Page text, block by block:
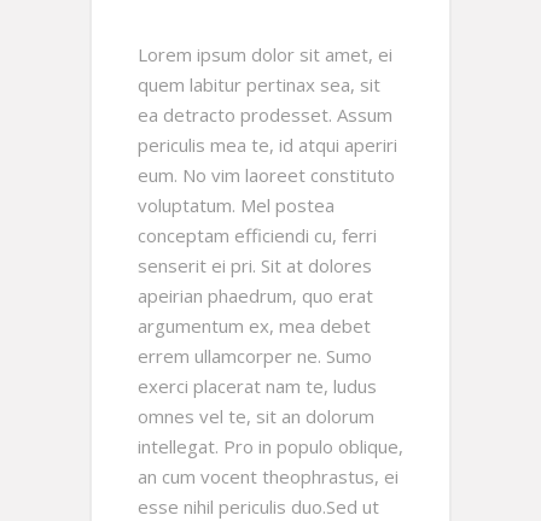
Lorem ipsum dolor sit amet, ei
quem labitur pertinax sea, sit
ea detracto prodesset. Assum
periculis mea te, id atqui aperiri
eum. No vim laoreet constituto
voluptatum. Mel postea
conceptam efficiendi cu, ferri
senserit ei pri. Sit at dolores
apeirian phaedrum, quo erat
argumentum ex, mea debet
errem ullamcorper ne. Sumo
exerci placerat nam te, ludus
omnes vel te, sit an dolorum
intellegat. Pro in populo oblique,
an cum vocent theophrastus, ei
esse nihil periculis duo.Sed ut